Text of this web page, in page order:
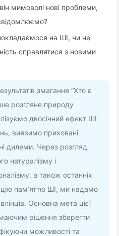
мимоволі нові проблеми,
на ШІ, чи не
справлятися з новими
змагання “Хто є
розгляне природу
двосічний ефект ШІ
виявимо приховані
дилеми. Через розгляд
натуралізму і
а також останніх
пам’яттю ШІ, ми надамо
Основна мета цієї
рішення зберегти
можливості та